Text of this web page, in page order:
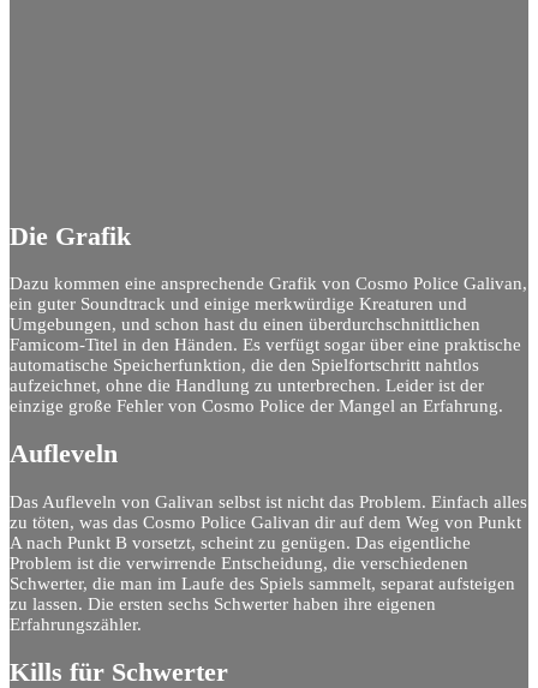
Die Grafik
Dazu kommen eine ansprechende Grafik von Cosmo Police Galivan,
ein guter Soundtrack und einige merkwürdige Kreaturen und
Umgebungen, und schon hast du einen überdurchschnittlichen
Famicom-Titel in den Händen. Es verfügt sogar über eine praktische
automatische Speicherfunktion, die den Spielfortschritt nahtlos
aufzeichnet, ohne die Handlung zu unterbrechen. Leider ist der
einzige große Fehler von Cosmo Police der Mangel an Erfahrung.
Aufleveln
Das Aufleveln von Galivan selbst ist nicht das Problem. Einfach alles
zu töten, was das Cosmo Police Galivan dir auf dem Weg von Punkt
A nach Punkt B vorsetzt, scheint zu genügen. Das eigentliche
Problem ist die verwirrende Entscheidung, die verschiedenen
Schwerter, die man im Laufe des Spiels sammelt, separat aufsteigen
zu lassen. Die ersten sechs Schwerter haben ihre eigenen
Erfahrungszähler.
Kills für Schwerter